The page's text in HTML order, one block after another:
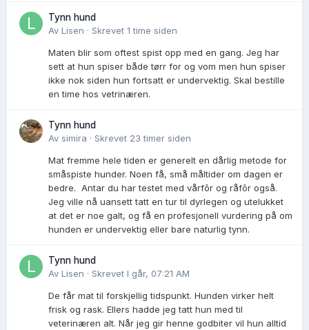
Tynn hund
Av Lisen · Skrevet 1 time siden
Maten blir som oftest spist opp med en gang. Jeg har
sett at hun spiser både tørr for og vom men hun spiser
ikke nok siden hun fortsatt er undervektig. Skal bestille
en time hos vetrinæren.
Tynn hund
Av simira · Skrevet 23 timer siden
Mat fremme hele tiden er generelt en dårlig metode for
småspiste hunder. Noen få, små måltider om dagen er
bedre. Antar du har testet med vårfôr og råfôr også.
Jeg ville nå uansett tatt en tur til dyrlegen og utelukket
at det er noe galt, og få en profesjonell vurdering på om
hunden er undervektig eller bare naturlig tynn.
Tynn hund
Av Lisen · Skrevet I går, 07:21 AM
De får mat til forskjellig tidspunkt. Hunden virker helt
frisk og rask. Ellers hadde jeg tatt hun med til
veterinæren alt. Når jeg gir henne godbiter vil hun alltid